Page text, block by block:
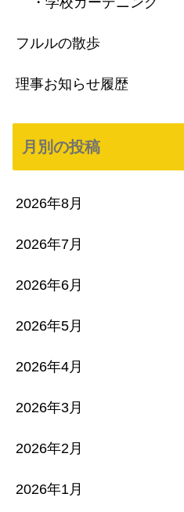
フルルの散歩
理事お知らせ履歴
月別の投稿
2026年8月
2026年7月
2026年6月
2026年5月
2026年4月
2026年3月
2026年2月
2026年1月